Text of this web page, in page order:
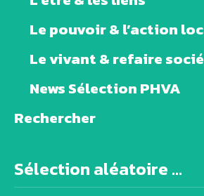
Le pouvoir & l’action
Le vivant & refaire
News Sélection PHVA
Rechercher
Sélection aléatoire ...